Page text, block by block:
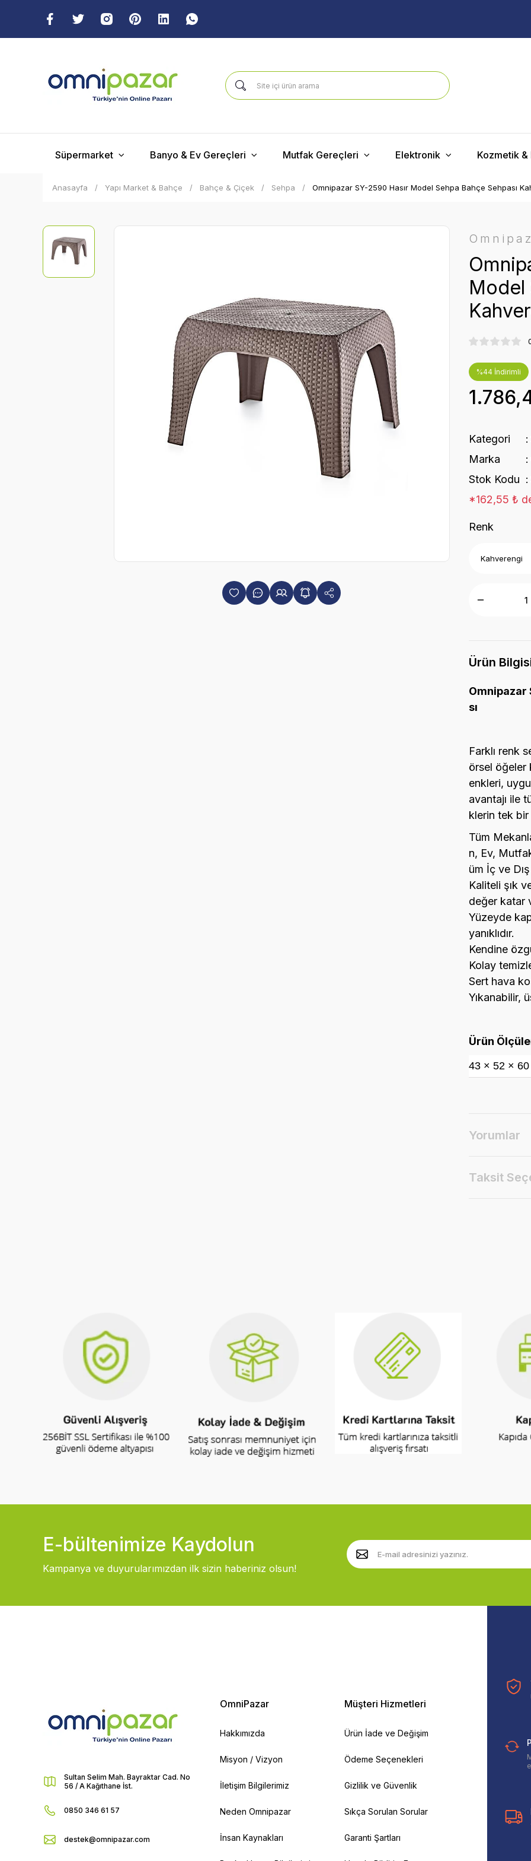
Süpermarket Banyo & Ev Gereçleri Mutfak Gereçleri Elektronik Kozmetik &
Anasayfa Yapı Market & Bahçe Bahçe & Çiçek Sehpa Omnipazar SY-2590 Hasır Model Sehpa Bahçe Sehpası
Model
%44 İndirimli
Kategori
Marka
Stok Kodu
*162,55 ₺
Renk
Ürün
Omnipazar
sı
Farklı renk
örsel öğeler
enkleri,
avantajı ile
klerin tek bir
Tüm
n, Ev,
üm İç ve
Kaliteli şık
değer katar
Yüzeyde
yanıklıdır.
Kendine
Kolay
Sert hava
Yıkanabilir,
Ürün
43 × 52 × 60
Yorumlar
Taksit
E-bültenimize Kaydolun
Kampanya ve duyurularımızdan ilk sizin haberiniz olsun!
Sultan Selim Mah. Bayraktar Cad. No
56 / A Kağıthane İst.
0850 346 61 57
destek@omnipazar.com
OmniPazar
Hakkımızda
Misyon / Vizyon
İletişim Bilgilerimiz
Neden Omnipazar
İnsan Kaynakları
Müşteri Hizmetleri
Ürün İade ve Değişim
Ödeme Seçenekleri
Gizlilik ve Güvenlik
Sıkça Sorulan Sorular
Garanti Şartları